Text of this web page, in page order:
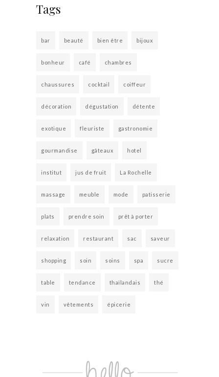
Tags
bar beauté bien être bijoux
bonheur café chambres
chaussures cocktail coiffeur
décoration dégustation détente
exotique fleuriste gastronomie
gourmandise gâteaux hotel
institut jus de fruit La Rochelle
massage meuble mode patisserie
plats prendre soin prêt à porter
relaxation restaurant sac saveur
shopping soin soins spa sucre
table tendance thaïlandais thé
vin vêtements épicerie